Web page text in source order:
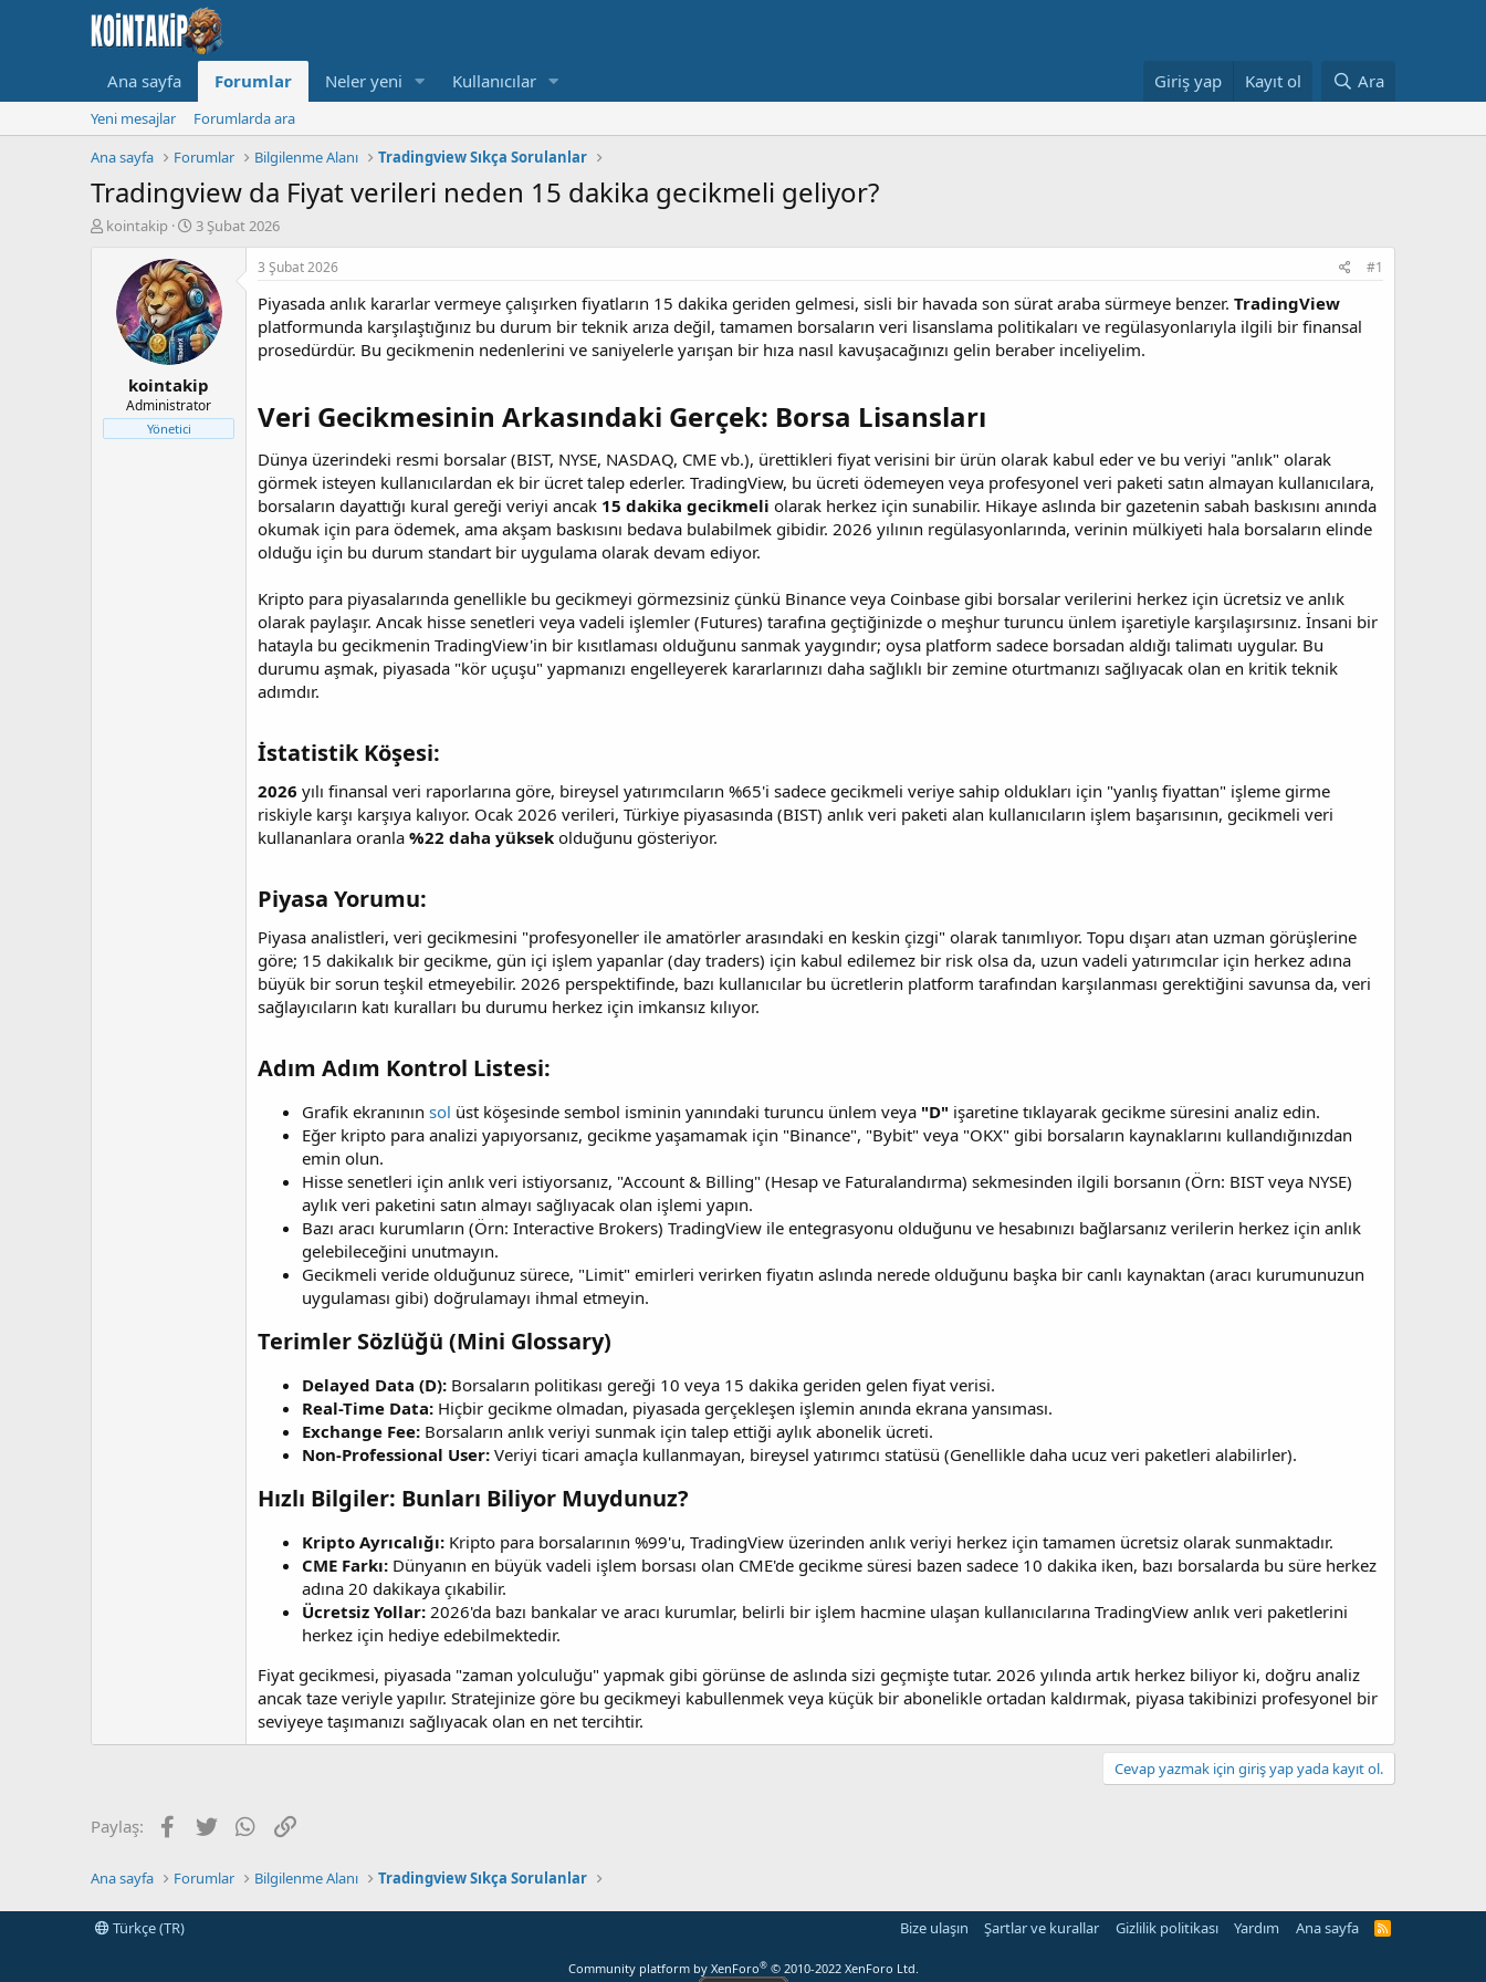
Ana sayfa Forumlar Neler yeni Kullanıcılar Giriş yap Kayıt ol Ara
Yeni mesajlar
Forumlarda ara
Ana sayfa
Forumlar Bilgilenme Alanı Tradingview Sıkça Sorulanlar
Tradingview da Fiyat verileri neden 15 dakika gecikmeli geliyor?
K
a
t
kointakip
B
ş
l
a
n
g
ı
ç
t
a
r
3 Şubat 2026
kointakip
Administrator
Yönetici
3 Şubat 2026 #1
Piyasada anlık kararlar vermeye çalışırken fiyatların 15 dakika geriden gelmesi, sisli bir havada son sürat araba sürmeye benzer. TradingView
platformunda karşılaştığınız bu durum bir teknik arıza değil, tamamen borsaların veri lisanslama politikaları ve regülasyonlarıyla ilgili bir finansal
prosedürdür. Bu gecikmenin nedenlerini ve saniyelerle yarışan bir hıza nasıl kavuşacağınızı gelin beraber inceliyelim.
Veri Gecikmesinin Arkasındaki Gerçek: Borsa Lisansları​
Dünya üzerindeki resmi borsalar (BIST, NYSE, NASDAQ, CME vb.), ürettikleri fiyat verisini bir ürün olarak kabul eder ve bu veriyi "anlık" olarak
görmek isteyen kullanıcılardan ek bir ücret talep ederler. TradingView, bu ücreti ödemeyen veya profesyonel veri paketi satın almayan kullanıcılara,
borsaların dayattığı kural gereği veriyi ancak 15 dakika gecikmeli olarak herkez için sunabilir. Hikaye aslında bir gazetenin sabah baskısını anında
okumak için para ödemek, ama akşam baskısını bedava bulabilmek gibidir. 2026 yılının regülasyonlarında, verinin mülkiyeti hala borsaların elinde
olduğu için bu durum standart bir uygulama olarak devam ediyor.
Kripto para piyasalarında genellikle bu gecikmeyi görmezsiniz çünkü Binance veya Coinbase gibi borsalar verilerini herkez için ücretsiz ve anlık
olarak paylaşır. Ancak hisse senetleri veya vadeli işlemler (Futures) tarafına geçtiğinizde o meşhur turuncu ünlem işaretiyle karşılaşırsınız. İnsani bir
hatayla bu gecikmenin TradingView'in bir kısıtlaması olduğunu sanmak yaygındır; oysa platform sadece borsadan aldığı talimatı uygular. Bu
durumu aşmak, piyasada "kör uçuşu" yapmanızı engelleyerek kararlarınızı daha sağlıklı bir zemine oturtmanızı sağlıyacak olan en kritik teknik
adımdır.
İstatistik Köşesi:​
2026 yılı finansal veri raporlarına göre, bireysel yatırımcıların %65'i sadece gecikmeli veriye sahip oldukları için "yanlış fiyattan" işleme girme
riskiyle karşı karşıya kalıyor. Ocak 2026 verileri, Türkiye piyasasında (BIST) anlık veri paketi alan kullanıcıların işlem başarısının, gecikmeli veri
kullananlara oranla %22 daha yüksek olduğunu gösteriyor.
Piyasa Yorumu:​
Piyasa analistleri, veri gecikmesini "profesyoneller ile amatörler arasındaki en keskin çizgi" olarak tanımlıyor. Topu dışarı atan uzman görüşlerine
göre; 15 dakikalık bir gecikme, gün içi işlem yapanlar (day traders) için kabul edilemez bir risk olsa da, uzun vadeli yatırımcılar için herkez adına
büyük bir sorun teşkil etmeyebilir. 2026 perspektifinde, bazı kullanıcılar bu ücretlerin platform tarafından karşılanması gerektiğini savunsa da, veri
sağlayıcıların katı kuralları bu durumu herkez için imkansız kılıyor.
Adım Adım Kontrol Listesi:​
Grafik ekranının sol üst köşesinde sembol isminin yanındaki turuncu ünlem veya "D" işaretine tıklayarak gecikme süresini analiz edin.
Eğer kripto para analizi yapıyorsanız, gecikme yaşamamak için "Binance", "Bybit" veya "OKX" gibi borsaların kaynaklarını kullandığınızdan
emin olun.
Hisse senetleri için anlık veri istiyorsanız, "Account & Billing" (Hesap ve Faturalandırma) sekmesinden ilgili borsanın (Örn: BIST veya NYSE)
aylık veri paketini satın almayı sağlıyacak olan işlemi yapın.
Bazı aracı kurumların (Örn: Interactive Brokers) TradingView ile entegrasyonu olduğunu ve hesabınızı bağlarsanız verilerin herkez için anlık
gelebileceğini unutmayın.
Gecikmeli veride olduğunuz sürece, "Limit" emirleri verirken fiyatın aslında nerede olduğunu başka bir canlı kaynaktan (aracı kurumunuzun
uygulaması gibi) doğrulamayı ihmal etmeyin.
Terimler Sözlüğü (Mini Glossary)​
Delayed Data (D): Borsaların politikası gereği 10 veya 15 dakika geriden gelen fiyat verisi.
Real-Time Data: Hiçbir gecikme olmadan, piyasada gerçekleşen işlemin anında ekrana yansıması.
Exchange Fee: Borsaların anlık veriyi sunmak için talep ettiği aylık abonelik ücreti.
Non-Professional User: Veriyi ticari amaçla kullanmayan, bireysel yatırımcı statüsü (Genellikle daha ucuz veri paketleri alabilirler).
Hızlı Bilgiler: Bunları Biliyor Muydunuz?​
Kripto Ayrıcalığı: Kripto para borsalarının %99'u, TradingView üzerinden anlık veriyi herkez için tamamen ücretsiz olarak sunmaktadır.
CME Farkı: Dünyanın en büyük vadeli işlem borsası olan CME'de gecikme süresi bazen sadece 10 dakika iken, bazı borsalarda bu süre herkez
adına 20 dakikaya çıkabilir.
Ücretsiz Yollar: 2026'da bazı bankalar ve aracı kurumlar, belirli bir işlem hacmine ulaşan kullanıcılarına TradingView anlık veri paketlerini
herkez için hediye edebilmektedir.
Fiyat gecikmesi, piyasada "zaman yolculuğu" yapmak gibi görünse de aslında sizi geçmişte tutar. 2026 yılında artık herkez biliyor ki, doğru analiz
ancak taze veriyle yapılır. Stratejinize göre bu gecikmeyi kabullenmek veya küçük bir abonelikle ortadan kaldırmak, piyasa takibinizi profesyonel bir
seviyeye taşımanızı sağlıyacak olan en net tercihtir.
Cevap yazmak için giriş yap yada kayıt ol.
Paylaş: Facebook
Twitter WhatsApp
Ana sayfa Forumlar Bilgilenme Alanı Tradingview Sıkça Sorulanlar
Türkçe (TR) Bize ulaşın Şartlar ve kurallar Gizlilik politikası Yardım Ana sayfa
R
Community platform by XenForo® © 2010-2022 XenForo Ltd.